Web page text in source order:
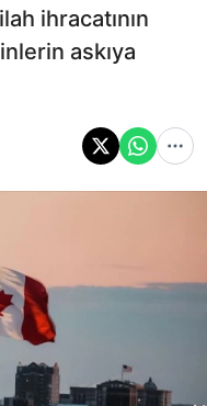
ihracatının
askıya